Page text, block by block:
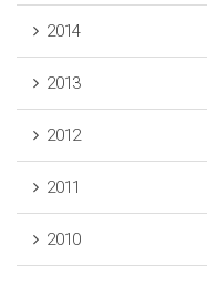
2014
2013
2012
2011
2010